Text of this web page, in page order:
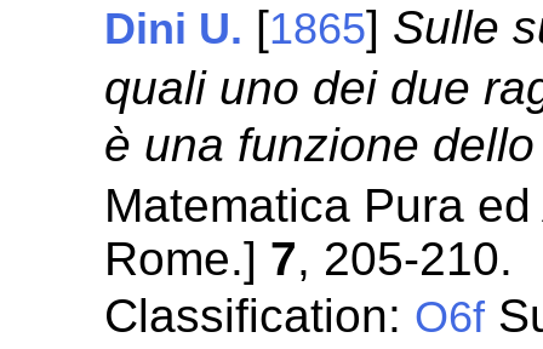
Dini U. [1865] Sulle
quali uno dei due
è una funzione
Matematica Pura
Rome.] 7, 205-210.
Classification: O6f